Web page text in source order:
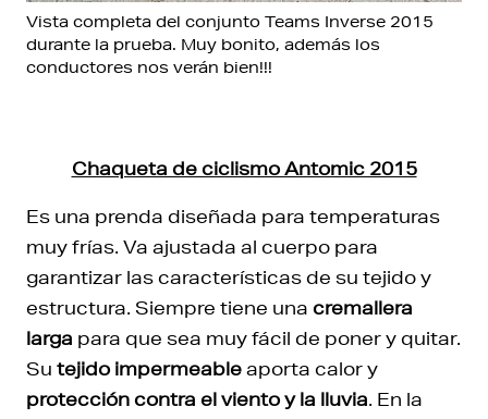
Vista completa del conjunto Teams Inverse 2015
durante la prueba. Muy bonito, además los
conductores nos verán bien!!!
Chaqueta de ciclismo Antomic 2015
Es una prenda diseñada para temperaturas
muy frías. Va ajustada al cuerpo para
garantizar las características de su tejido y
estructura. Siempre tiene una cremallera
larga para que sea muy fácil de poner y quitar.
Su tejido impermeableaporta calor y
protección contra el viento y la lluvia. En la